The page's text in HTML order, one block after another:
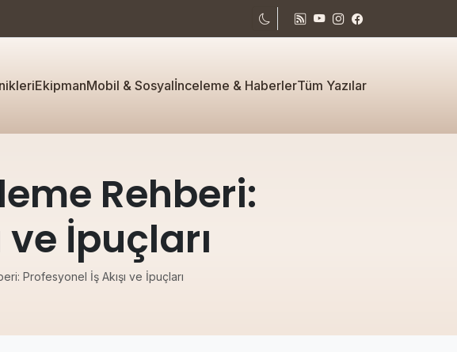
EkipmanMobil & Sosyalİnceleme & HaberlerTüm Yazılar
Rehberi:
ve İpuçları
Profesyonel İş Akışı ve İpuçları